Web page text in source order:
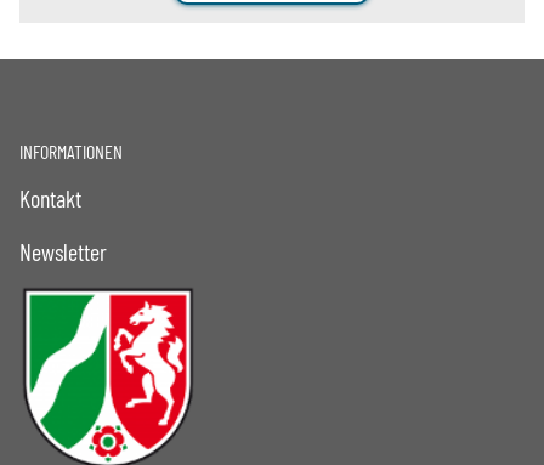
INFORMATIONEN
Kontakt
Newsletter